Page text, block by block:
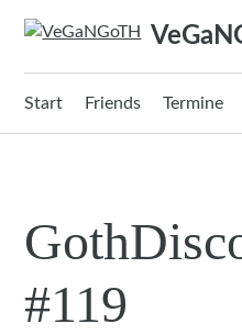
Inhalt
Start Friends Termine
#119